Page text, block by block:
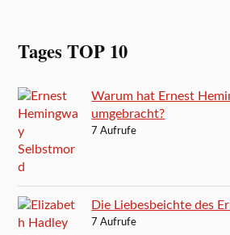
Tages TOP 10
Warum hat Ernest
umgebracht?
7 Aufrufe
Die Liebesbeichte des
7 Aufrufe